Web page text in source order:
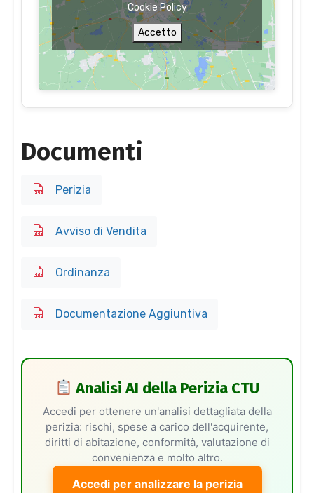
Cookie Policy
Accetto
Documenti
Perizia
Avviso di Vendita
Ordinanza
Documentazione Aggiuntiva
Analisi AI della Perizia CTU
Accedi per ottenere un'analisi dettagliata della
perizia: rischi, spese a carico dell'acquirente,
diritti di abitazione, conformità, valutazione di
convenienza e molto altro.
Accedi per analizzare la perizia